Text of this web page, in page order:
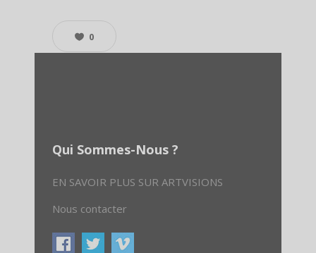
0
Qui Sommes-Nous ?
EN SAVOIR PLUS SUR ARTVISIONS
Nous contacter